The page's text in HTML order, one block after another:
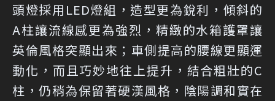
頭燈採用LED燈組，造型更為銳利，傾斜的
A柱讓流線感更為強烈，精緻的水箱護罩讓
英倫風格突顯出來；車側提高的腰線更顯運
動化，而且巧妙地往上提升，結合粗壯的C
柱，仍稍為保留著硬漢風格，陰陽調和實在